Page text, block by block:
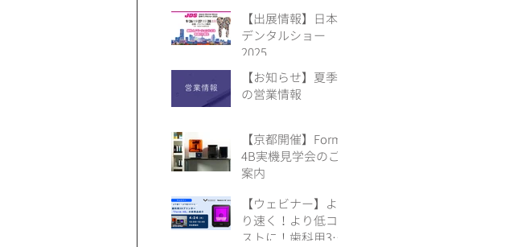
【出展情報】日本
デンタルショー
2025
【お知らせ】夏季
の営業情報
【京都開催】Form
4B実機見学会のご
案内
【ウェビナー】よ
り速く！より低コ
ストに！歯科用3D